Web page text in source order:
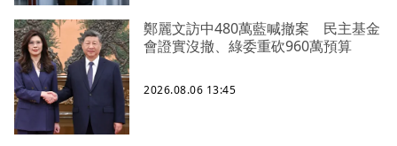
鄭麗文訪中480萬藍喊撤案 民主基金
會證實沒撤、綠委重砍960萬預算
2026.08.06 13:45